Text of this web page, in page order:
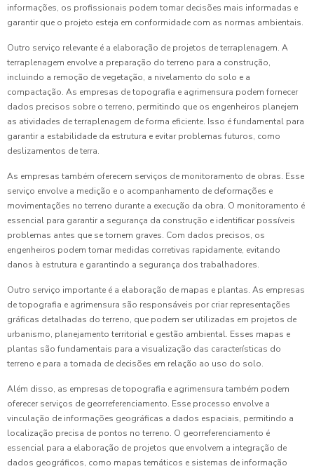
informações, os profissionais podem tomar decisões mais informadas e
garantir que o projeto esteja em conformidade com as normas ambientais.
Outro serviço relevante é a elaboração de projetos de terraplenagem. A
terraplenagem envolve a preparação do terreno para a construção,
incluindo a remoção de vegetação, a nivelamento do solo e a
compactação. As empresas de topografia e agrimensura podem fornecer
dados precisos sobre o terreno, permitindo que os engenheiros planejem
as atividades de terraplenagem de forma eficiente. Isso é fundamental para
garantir a estabilidade da estrutura e evitar problemas futuros, como
deslizamentos de terra.
As empresas também oferecem serviços de monitoramento de obras. Esse
serviço envolve a medição e o acompanhamento de deformações e
movimentações no terreno durante a execução da obra. O monitoramento é
essencial para garantir a segurança da construção e identificar possíveis
problemas antes que se tornem graves. Com dados precisos, os
engenheiros podem tomar medidas corretivas rapidamente, evitando
danos à estrutura e garantindo a segurança dos trabalhadores.
Outro serviço importante é a elaboração de mapas e plantas. As empresas
de topografia e agrimensura são responsáveis por criar representações
gráficas detalhadas do terreno, que podem ser utilizadas em projetos de
urbanismo, planejamento territorial e gestão ambiental. Esses mapas e
plantas são fundamentais para a visualização das características do
terreno e para a tomada de decisões em relação ao uso do solo.
Além disso, as empresas de topografia e agrimensura também podem
oferecer serviços de georreferenciamento. Esse processo envolve a
vinculação de informações geográficas a dados espaciais, permitindo a
localização precisa de pontos no terreno. O georreferenciamento é
essencial para a elaboração de projetos que envolvem a integração de
dados geográficos, como mapas temáticos e sistemas de informação